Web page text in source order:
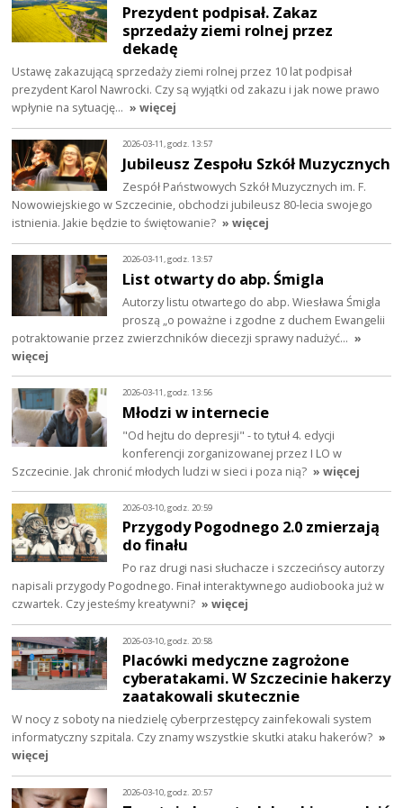
Prezydent podpisał. Zakaz
sprzedaży ziemi rolnej przez
dekadę
Ustawę zakazującą sprzedaży ziemi rolnej przez 10 lat podpisał
prezydent Karol Nawrocki. Czy są wyjątki od zakazu i jak nowe prawo
wpłynie na sytuację… » więcej
2026-03-11, godz. 13:57
Jubileusz Zespołu Szkół Muzycznych
Zespół Państwowych Szkół Muzycznych im. F.
Nowowiejskiego w Szczecinie, obchodzi jubileusz 80-lecia swojego
istnienia. Jakie będzie to świętowanie? » więcej
2026-03-11, godz. 13:57
List otwarty do abp. Śmigla
Autorzy listu otwartego do abp. Wiesława Śmigla
proszą „o poważne i zgodne z duchem Ewangelii
potraktowanie przez zwierzchników diecezji sprawy nadużyć… »
więcej
2026-03-11, godz. 13:56
Młodzi w internecie
"Od hejtu do depresji" - to tytuł 4. edycji
konferencji zorganizowanej przez I LO w
Szczecinie. Jak chronić młodych ludzi w sieci i poza nią? » więcej
2026-03-10, godz. 20:59
Przygody Pogodnego 2.0 zmierzają
do finału
Po raz drugi nasi słuchacze i szczecińscy autorzy
napisali przygody Pogodnego. Finał interaktywnego audiobooka już w
czwartek. Czy jesteśmy kreatywni? » więcej
2026-03-10, godz. 20:58
Placówki medyczne zagrożone
cyberatakami. W Szczecinie hakerzy
zaatakowali skutecznie
W nocy z soboty na niedzielę cyberprzestępcy zainfekowali system
informatyczny szpitala. Czy znamy wszystkie skutki ataku hakerów? »
więcej
2026-03-10, godz. 20:57